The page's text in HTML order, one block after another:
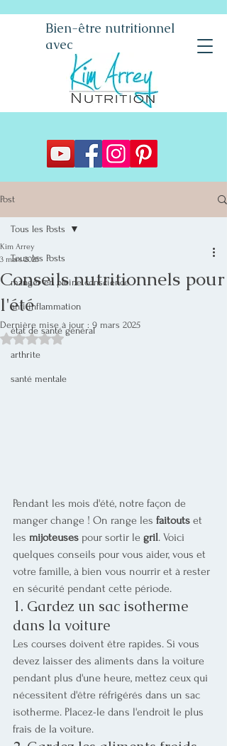
Bien-être nutritionnel
avec
Post
Tous les Posts
manger en pleine conscience
anti inflammation
état de santé général
arthrite
santé mentale
Tous les Posts
Conseils nutritionnels pour
l'été
Kim Arrey
3 mars 2025
Dernière mise à jour : 9 mars 2025
Noté NaN étoiles sur 5.
Pendant les mois d'été, notre façon de
manger change ! On range les faitouts et
les mijoteuses pour sortir le gril. Voici
quelques conseils pour vous aider, vous et
votre famille, à bien vous nourrir et à rester
en sécurité pendant cette période.
1. Gardez un sac isotherme
dans la voiture
Les courses doivent être rapides. Si vous
devez laisser des aliments dans la voiture
pendant plus d'une heure, mettez ceux qui
nécessitent d'être réfrigérés dans un sac
isotherme. Placez-le dans l'endroit le plus
frais de la voiture.